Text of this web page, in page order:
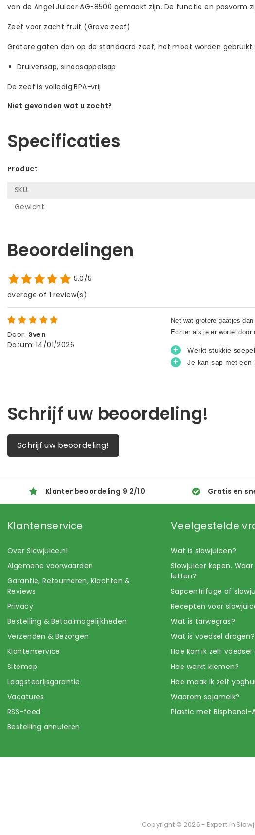
van de Angel Juicer AG-8500 gemaakt zijn. De functie en pasvorm
Zeef voor zacht fruit (Grove zeef)
Grotere gaten dan op de standaard zeef, het moet worden
Druivensap, sinaasappelsap
De zeef is volledig BPA-vrij
Niet gevonden wat u zocht?
Specificaties
Product
SKU:
Gewicht:
Beoordelingen
5,0/5
average of 1 review(s)
Door: Sven
Datum: 14/01/2026
Schrijf uw beoordeling!
Schrijf uw beoordeling!
Klantenbeoordeling 9.2/10 Gratis en
Klantenservice
Over Slowjuice.nl
Algemene voorwaarden
Garantie, Retourneren, Klachten &
Reviews
Privacy
Bestelling & Betaalmogelijkheden
Verzenden & Bezorgen
Klantenservice
Sitemap
Laagsteprijsgarantie
Vacatures
RSS-feed
Bestelling annuleren
Veelgestelde
Wat is slowjuicen?
Slowjuicer kopen.
letten?
Sapcentrifuge of
Recepten voor
Wat is tarwegras?
Wat is voedsel drogen?
Hoe kan ik zelf voedsel
Hoe werkt kiemen?
Hoe maak ik zelf
Waarom sojamelk?
Plastic met Bisphenol-
Copyright © 2026 - Expert in